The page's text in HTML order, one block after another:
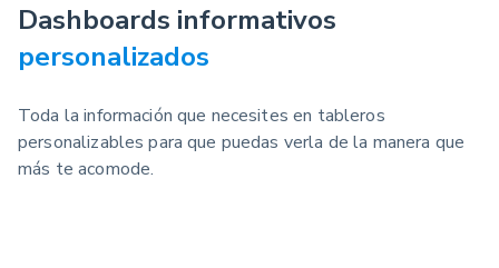
Dashboards informativos
personalizados
Toda la información que necesites en tableros
personalizables para que puedas verla de la manera que
más te acomode.